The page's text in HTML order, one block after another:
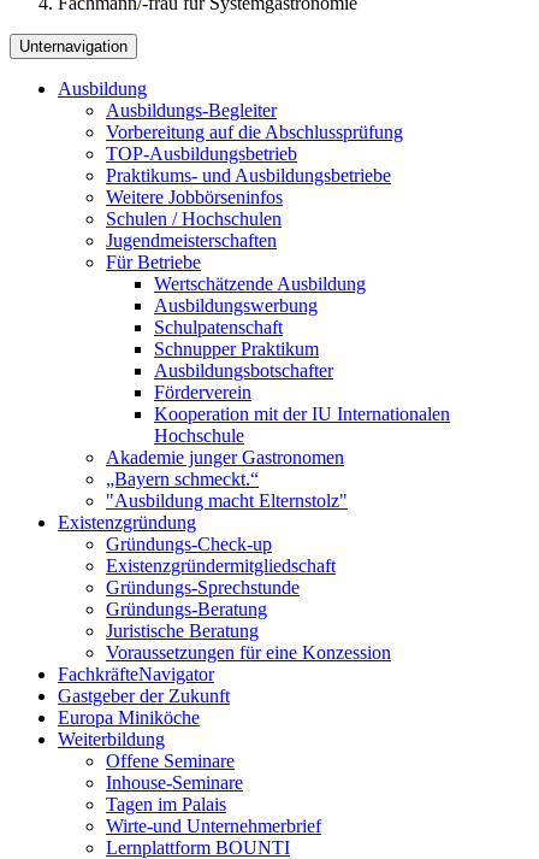
Unternavigation
Ausbildung
Ausbildungs-Begleiter
Vorbereitung auf die Abschlussprüfung
TOP-Ausbildungsbetrieb
Praktikums- und Ausbildungsbetriebe
Weitere Jobbörseninfos
Schulen / Hochschulen
Jugendmeisterschaften
Für Betriebe
Wertschätzende Ausbildung
Ausbildungswerbung
Schulpatenschaft
Schnupper Praktikum
Ausbildungsbotschafter
Förderverein
Kooperation mit der IU Internationalen
Hochschule
Akademie junger Gastronomen
„Bayern schmeckt.“
"Ausbildung macht Elternstolz"
Existenzgründung
Gründungs-Check-up
Existenzgründermitgliedschaft
Gründungs-Sprechstunde
Gründungs-Beratung
Juristische Beratung
Voraussetzungen für eine Konzession
FachkräfteNavigator
Gastgeber der Zukunft
Europa Miniköche
Weiterbildung
Offene Seminare
Inhouse-Seminare
Tagen im Palais
Wirte-und Unternehmerbrief
Lernplattform BOUNTI